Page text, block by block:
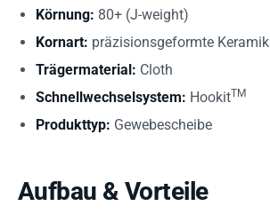
Körnung: 80+ (J-weight)
Kornart: präzisionsgeformte Keramik
Trägermaterial: Cloth
Schnellwechselsystem: HookitTM
Produkttyp: Gewebescheibe
Aufbau & Vorteile